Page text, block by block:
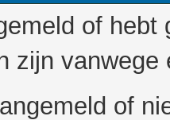
of
zijn
of